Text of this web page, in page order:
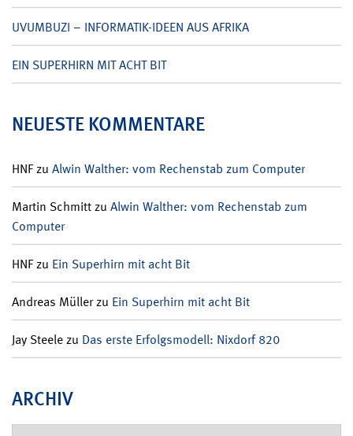
UVUMBUZI – INFORMATIK-IDEEN AUS AFRIKA
EIN SUPERHIRN MIT ACHT BIT
NEUESTE KOMMENTARE
HNFzu Alwin Walther: vom Rechenstab zum Computer
Martin Schmittzu Alwin Walther: vom Rechenstab zum
Computer
HNFzu Ein Superhirn mit acht Bit
Andreas Müllerzu Ein Superhirn mit acht Bit
Jay Steelezu Das erste Erfolgsmodell: Nixdorf 820
ARCHIV